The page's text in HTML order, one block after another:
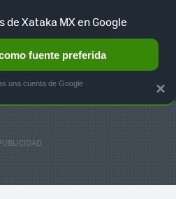
HOME AUTO TERRITORIO
×
de Xataka MX en Google
fuente preferida
una cuenta de Google